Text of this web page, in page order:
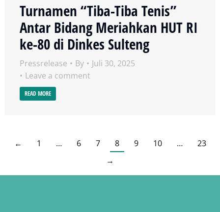
Turnamen “Tiba-Tiba Tenis”
Antar Bidang Meriahkan HUT RI
ke-80 di Dinkes Sulteng
Pressrelease By
Juli 30, 2025
Leave a comment
READ MORE
← 1 … 6 7 8 9 10 …
23
→